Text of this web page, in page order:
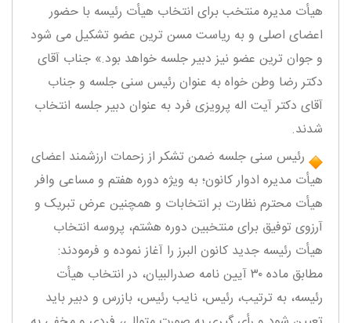
هیأت‌ مدیره منتخب برای انتخاب هیأت رئیسه با حضور
اعضای اصلی و به ریاست مسن ترین عضو تشکیل می شود
و جوان ترین عضو نیز دبیر جلسه خواهد بود.» جناب آقای
دکتر رضا وطن خواه به عنوان رئیس سنی جلسه و جناب
آقای دکتر آیت اله پرویزی فرد به عنوان دبیر جلسه انتخاب
شدند.
رئیس سنی جلسه ضمن تشکر از زحمات ارزشمند اعضای
هیأت مدیره ادوار کانون؛ به ویژه دوره هفتم و مساعی وافر
هیأت محترم نظارت بر انتخابات و همچنین عرض تبریک و
آرزوی توفیق برای منتخبین دوره هشتم، پروسه انتخاب
هیأت رئیسه جدید کانون البرز را آغاز نموده و فرمودند:
مطابق ماده ۳۰ آیین نامه صدرالبیان، در انتخاب هیأت
رئیسه، به ترتیب، رئیس، نایب رئیس، بازرس و دبیر باید